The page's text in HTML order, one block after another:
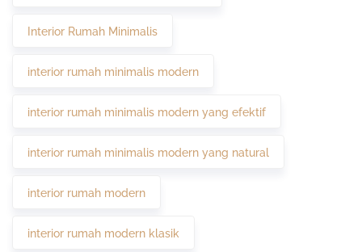
Interior Rumah Minimalis
interior rumah minimalis modern
interior rumah minimalis modern yang efektif
interior rumah minimalis modern yang natural
interior rumah modern
interior rumah modern klasik